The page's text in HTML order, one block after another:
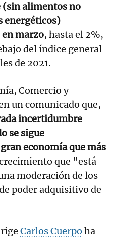
(sin alimentos no
energéticos)
marzo, hasta el 2%,
del índice general
de 2021.
Comercio y
un comunicado que,
incertidumbre
se sigue
economía que más
que "está
moderación de los
poder adquisitivo de
Carlos Cuerpo ha